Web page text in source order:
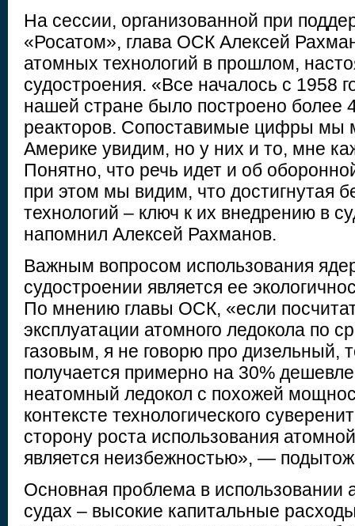
На сессии, организованной при
«Росатом», глава ОСК Алексей
атомных технологий в прошлом,
судостроения. «Все началось с 1958
нашей стране было построено более
реакторов. Сопоставимые цифры мы
Америке увидим, но у них и то, мне
Понятно, что речь идет и об
при этом мы видим, что достигнутая
технологий – ключ к их внедрению в
напомнил Алексей Рахманов.
Важным вопросом использования
судостроении является ее
По мнению главы ОСК, «если
эксплуатации атомного ледокола по
газовым, я не говорю про дизельный,
получается примерно на 30%
неатомный ледокол с похожей
контексте технологического
сторону роста использования
является неизбежностью», —
Основная проблема в использовании
судах – высокие капитальные